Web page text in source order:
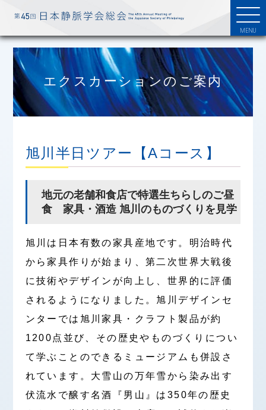
エクスカーションのご案内
旭川半日ツアー【Aコース】
地元の老舗和食店で特選生ちらしのご昼
食 家具・酒造 旭川のものづくりを見学
旭川は日本有数の家具産地です。明治時代
から家具作りが始まり、第二次世界大戦後
に技術やデザインが向上し、世界的に評価
されるようになりました。旭川デザインセ
ンターでは旭川家具・クラフト製品が約
1200点並び、その歴史やものづくりについ
て学ぶことのできるミュージアムも併設さ
れています。大雪山の万年雪から染み出す
伏流水で醸す名酒『男山』は350年の歴史